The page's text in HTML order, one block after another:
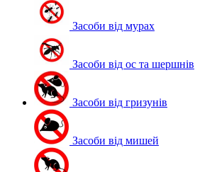
Засоби від мурах
Засоби від ос та шершнів
Засоби від гризунів
Засоби від мишей